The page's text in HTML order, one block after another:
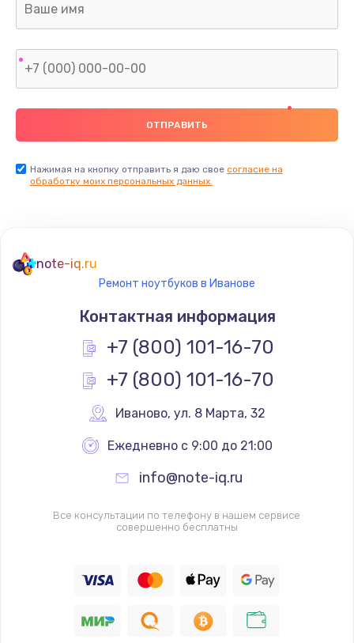
Нажимая на кнопку отправить я даю свое согласие на
обработку моих персональных данных.
note-iq.ru
Ремонт ноутбуков в Иванове
Контактная информация
+7 (800) 101-16-70
+7 (800) 101-16-70
Иваново, ул. 8 Марта, 32
Ежедневно с 9:00 до 21:00
info@note-iq.ru
Все консультации по телефону в нашем сервисе
совершенно бесплатны